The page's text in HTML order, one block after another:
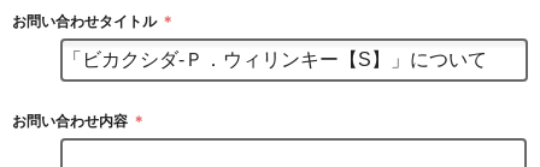
お問い合わせタイトル ＊
お問い合わせ内容 ＊